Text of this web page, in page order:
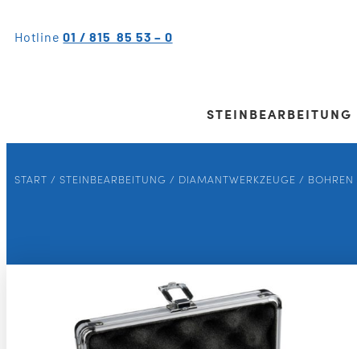
Hotline01 / 815 85 53 – 0
STEINBEARBEITUNG
START / STEINBEARBEITUNG / DIAMANTWERKZEUGE / BOHREN